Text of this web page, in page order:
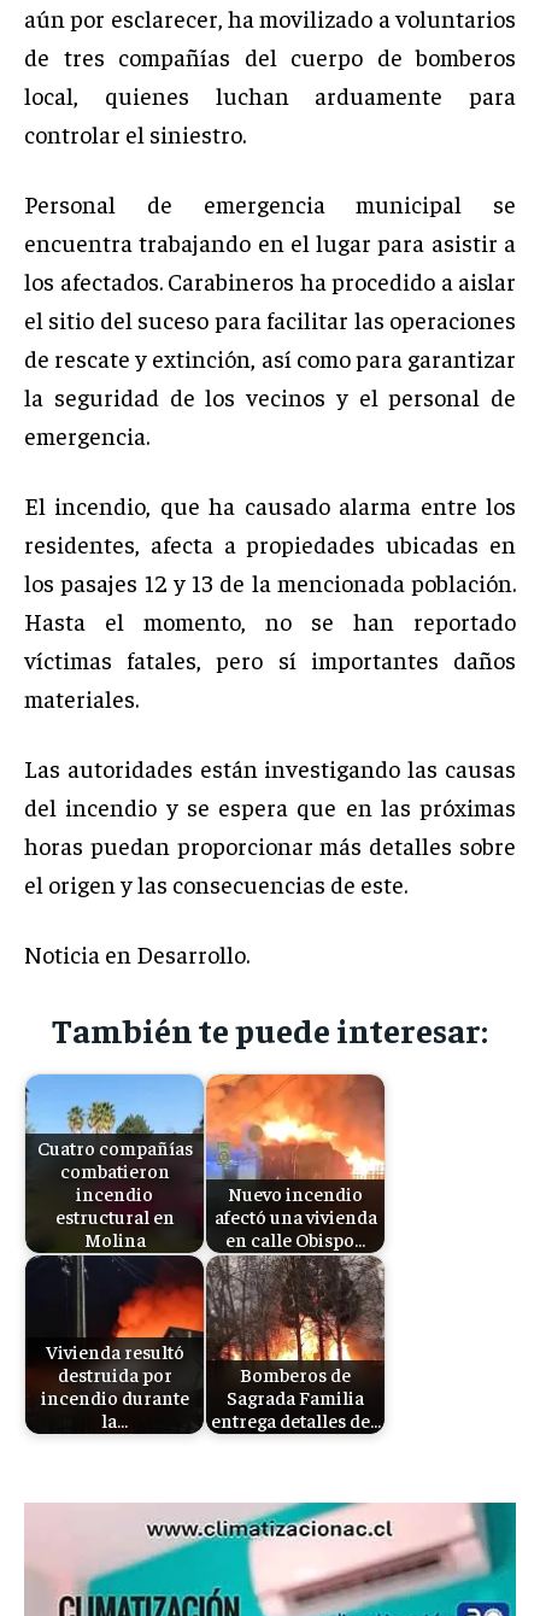
aún por esclarecer, ha movilizado a voluntarios
de tres compañías del cuerpo de bomberos
local, quienes luchan arduamente para
controlar el siniestro.
Personal de emergencia municipal se
encuentra trabajando en el lugar para asistir a
los afectados. Carabineros ha procedido a aislar
el sitio del suceso para facilitar las operaciones
de rescate y extinción, así como para garantizar
la seguridad de los vecinos y el personal de
emergencia.
El incendio, que ha causado alarma entre los
residentes, afecta a propiedades ubicadas en
los pasajes 12 y 13 de la mencionada población.
Hasta el momento, no se han reportado
víctimas fatales, pero sí importantes daños
materiales.
Las autoridades están investigando las causas
del incendio y se espera que en las próximas
horas puedan proporcionar más detalles sobre
el origen y las consecuencias de este.
Noticia en Desarrollo.
También te puede interesar:
Cuatro compañías
combatieron
incendio
estructural en
Molina
Nuevo incendio
afectó una vivienda
en calle Obispo…
Vivienda resultó
destruida por
incendio durante
la…
Bomberos de
Sagrada Familia
entrega detalles de…